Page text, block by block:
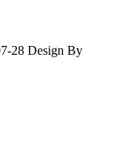
28 Design By